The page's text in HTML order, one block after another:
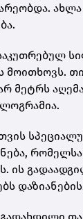
მოითხოვს.
მეტრს
ის